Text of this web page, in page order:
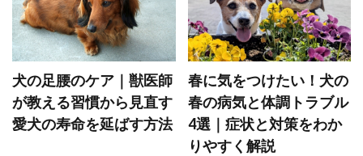
体調変化
体調管理 体質
体質改善
体重
体重増加 体重減少
体重管理
使い分け
侵入防止 便
便秘
便通
保存方法 保湿
保湿ケア
保湿剤
保護犬 保険
信頼
偏食
健康
犬の足腰のケア｜獣医師
が教える習慣から見直す
愛犬の寿命を延ばす方法
春に気をつけたい！犬の
春の病気と体調トラブル
4選｜症状と対策をわか
りやすく解説